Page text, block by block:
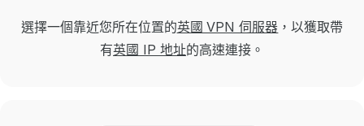
選擇一個靠近您所在位置的英國 VPN 伺服器 ，以獲取帶
有英國 IP 地址的高速連接。